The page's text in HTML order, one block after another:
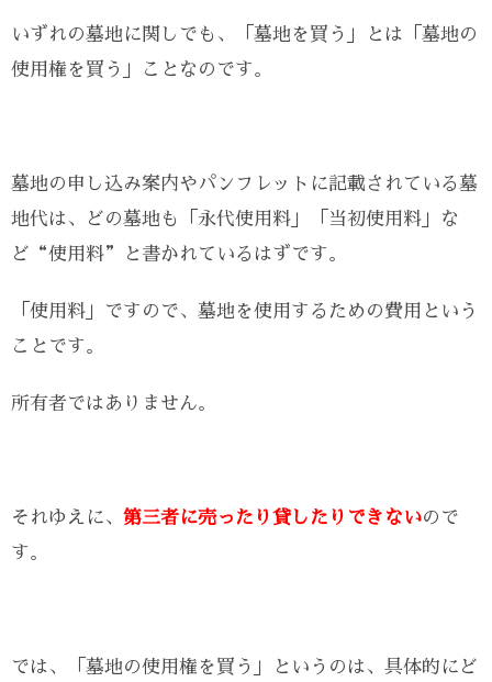
いずれの墓地に関しでも、「墓地を買う」とは「墓地の
使用権を買う」ことなのです。
墓地の申し込み案内やパンフレットに記載されている墓
地代は、どの墓地も「永代使用料」「当初使用料」な
ど“使用料”と書かれているはずです。
「使用料」ですので、墓地を使用するための費用という
ことです。
所有者ではありません。
それゆえに、 第三者に売ったり貸したりできないので
す。
では、「墓地の使用権を買う」というのは、具体的にど